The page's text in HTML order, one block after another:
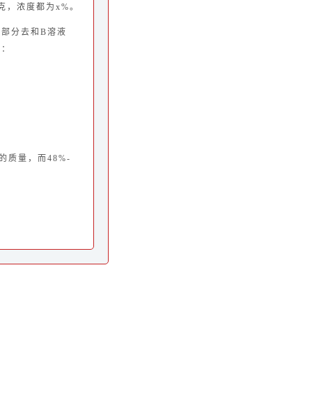
，浓度都为x%。
分去和B溶液
质量，而48%-